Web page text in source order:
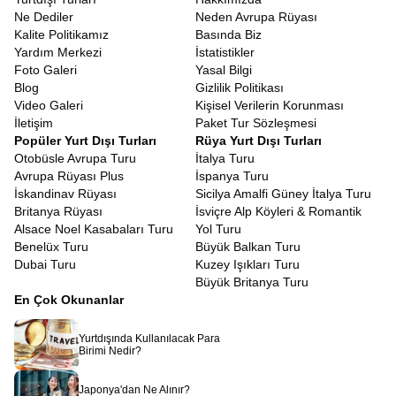
kılmak amacıyla titizlikle hazırlanmıştır.
İspanya Turu Fırsatları
Yurt dışı seyahatlerinin en düşündürücü kısmı şüphesiz vize
süreçleridir. Ancak bir tur programına dahil olmak, bu süreci
bireysel başvurulara göre daha öngörülebilir kılar.
Başvurusu
ile yapıldığında, konsolosluklar seyahat
amacınızın, konaklamanızın ve ulaşımınızın garanti altında
olduğunu görür. Avrupa Rüyası olarak, vize başvuru sürecinizde
size rehberlik ediyoruz. Gerekli evrakların düzenlenmesi, randevu
süreçleri ve dosya hazırlığı konularında tecrübeli ekibimizle
yanınızdayız. Tur katılımcısı olmanız, seyahat planınızın net ve
belgeli olmasını sağladığı için vize başvurunuzun değerlendirilme
aşamasında olumlu bir referans teşkil eder.
Vize maliyetleri, seyahat bütçesinin önemli bir kalemidir ve
bu ücretler konsolosluklar tarafından belirlenir.
İspanya turistik vize ücret
tutarları, yetişkinler ve çocuklar
için farklılık gösterebilir ve zaman zaman güncellenebilir.
Bu ücret, vize harcı ve aracı kurum hizmet bedelini kapsar.
Avrupa Rüyası olarak, tur ücretinin dışında kalan bu
kalemi, başvuru aşamasında size net bir şekilde
bildiriyoruz.
Vize ücretinin ödenmesi, seyahat sigortasının yapılması
gibi bürokratik detaylarda kaybolmanıza izin vermeden,
Ne Dediler
Kalite Politikamız
Yardım Merkezi
Foto Galeri
Blog
Video Galeri
İletişim
Neden Avrupa Rüyası
Basında Biz
İstatistikler
Yasal Bilgi
Gizlilik Politikası
Kişisel Verilerin Korunması
Paket Tur Sözleşmesi
Popüler Yurt Dışı Turları
Otobüsle Avrupa Turu
Avrupa Rüyası Plus
İskandinav Rüyası
Britanya Rüyası
Alsace Noel Kasabaları Turu
Benelüx Turu
Dubai Turu
Rüya Yurt Dışı Turları
İtalya Turu
İspanya Turu
Sicilya Amalfi Güney İtalya Turu
İsviçre Alp Köyleri & Romantik
Yol Turu
Büyük Balkan Turu
Kuzey Işıkları Turu
Büyük Britanya Turu
En Çok Okunanlar
Yurtdışında Kullanılacak Para
Birimi Nedir?
Japonya'dan Ne Alınır?